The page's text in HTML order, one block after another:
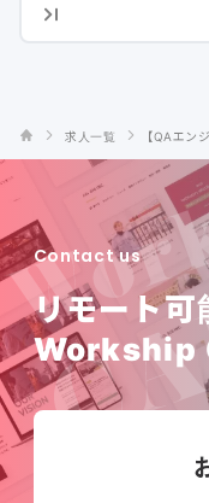
求人一覧 【QAエン
Contact us
リモート
Workship